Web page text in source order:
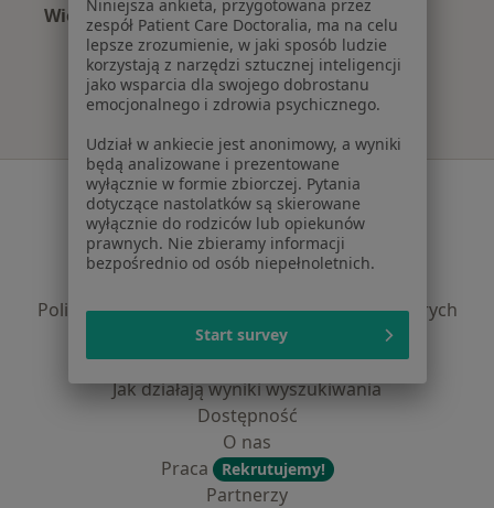
Więcej (15)
Więcej w kategorii: Najczęście leczone
Serwis
Regulamin
Polityka prywatności pacjentów
Polityka prywatności dla profesjonalistów, których
dane pozyskaliśmy samodzielnie
Polityka cookies
Jak działają wyniki wyszukiwania
Dostępność
O nas
Praca
Rekrutujemy!
Partnerzy
Niniejsza ankieta, przygotowana przez
zespół Patient Care Doctoralia, ma na celu
lepsze zrozumienie, w jaki sposób ludzie
korzystają z narzędzi sztucznej inteligencji
jako wsparcia dla swojego dobrostanu
emocjonalnego i zdrowia psychicznego.
Udział w ankiecie jest anonimowy, a wyniki
będą analizowane i prezentowane
wyłącznie w formie zbiorczej. Pytania
dotyczące nastolatków są skierowane
wyłącznie do rodziców lub opiekunów
prawnych. Nie zbieramy informacji
bezpośrednio od osób niepełnoletnich.
Start survey